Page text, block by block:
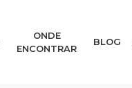
ONDE
ENCONTRAR
BLOG